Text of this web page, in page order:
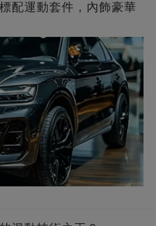
配運動套件，內飾豪華